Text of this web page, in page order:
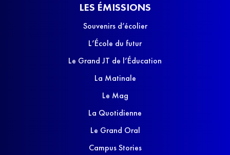
LES ÉMISSIONS
Souvenirs d’écolier
L’École du futur
Le Grand JT de l’Éducation
La Matinale
Le Mag
La Quotidienne
Le Grand Oral
Campus Stories